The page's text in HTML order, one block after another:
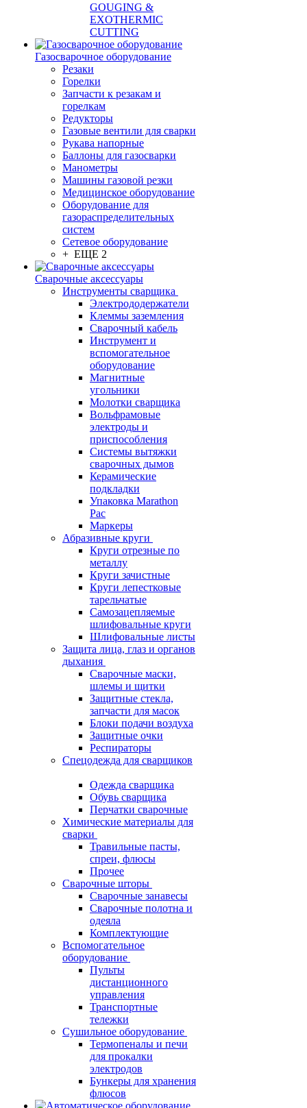
GOUGING &
EXOTHERMIC
CUTTING
Газосварочное оборудование
Резаки
Горелки
Запчасти к резакам и
горелкам
Редукторы
Газовые вентили для сварки
Рукава напорные
Баллоны для газосварки
Манометры
Машины газовой резки
Медицинское оборудование
Оборудование для
газораспределительных
систем
Сетевое оборудование
+ ЕЩЕ 2
Сварочные аксессуары
Инструменты сварщика
Электрододержатели
Клеммы заземления
Сварочный кабель
Инструмент и
вспомогательное
оборудование
Магнитные
угольники
Молотки сварщика
Вольфрамовые
электроды и
приспособления
Системы вытяжки
сварочных дымов
Керамические
подкладки
Упаковка Marathon
Pac
Маркеры
Абразивные круги
Круги отрезные по
металлу
Круги зачистные
Круги лепестковые
тарельчатые
Самозацепляемые
шлифовальные круги
Шлифовальные листы
Защита лица, глаз и органов
дыхания
Сварочные маски,
шлемы и щитки
Защитные стекла,
запчасти для масок
Блоки подачи воздуха
Защитные очки
Респираторы
Спецодежда для сварщиков
Одежда сварщика
Обувь сварщика
Перчатки сварочные
Химические материалы для
сварки
Травильные пасты,
спреи, флюсы
Прочее
Сварочные шторы
Сварочные занавесы
Сварочные полотна и
одеяла
Комплектующие
Вспомогательное
оборудование
Пульты
дистанционного
управления
Транспортные
тележки
Сушильное оборудование
Термопеналы и печи
для прокалки
электродов
Бункеры для хранения
флюсов